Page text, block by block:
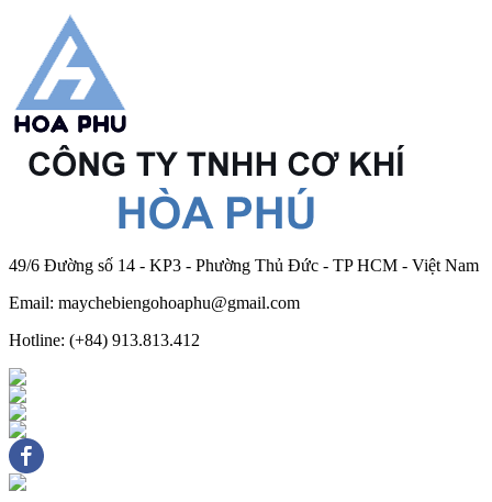
49/6 Đường số 14 - KP3 - Phường Thủ Đức - TP HCM - Việt Nam
Email: maychebiengohoaphu@gmail.com
Hotline: (+84) 913.813.412